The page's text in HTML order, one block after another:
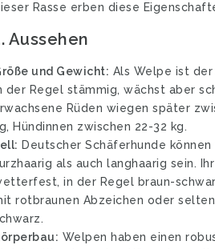
Rasse erben diese
Aussehen
und Gewicht: Als Welpe ist der
der Regel stämmig, wächst aber
Rüden wiegen später
Hündinnen zwischen 22-32 kg.
Deutscher Schäferhunde
als auch langhaarig sein.
in der Regel braun-
rotbraunen Abzeichen oder
Welpen haben einen